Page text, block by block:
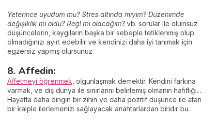
Yeterince uyudum mu? Stres altında mıyım? Düzenimde
değişiklik mi oldu? Regl mi olacağım? vb. sorular ile olumsuz
düşüncelerin, kaygıların başka bir sebeple tetiklenmiş olup
olmadığınızı ayırt edebilir ve kendinizi daha iyi tanımak için
egzersiz yapmış olursunuz.
8. Affedin:
Affetmeyi öğrenmek , olgunlaşmak demektir. Kendini farkına
varmak, ve dış dünya ile sınırlarını belirlemiş olmanın hafifliği...
Hayatta daha dingin bir zihin ve daha pozitif düşünce ile atan
bir kalple ilerlemenizi sağlayacak anahtarlardan biridir bu.